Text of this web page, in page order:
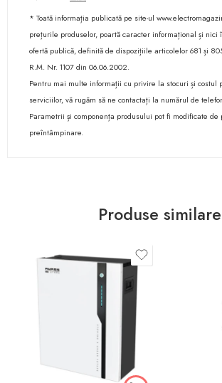
* Toată informația publicată pe site-ul
prețurile produselor, poartă caracter informațional și nici
ofertă publică, definită de dispozițiile articolelor 681 și
R.M. Nr. 1107 din 06.06.2002.
Pentru mai multe informații cu privire la stocuri și costul
serviciilor, vă rugăm să ne contactați la numărul de
Parametrii și componența produsului pot fi modificate de
preîntâmpinare.
Produse similare